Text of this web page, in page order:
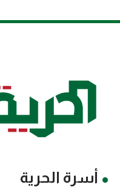
أسرة الحرية